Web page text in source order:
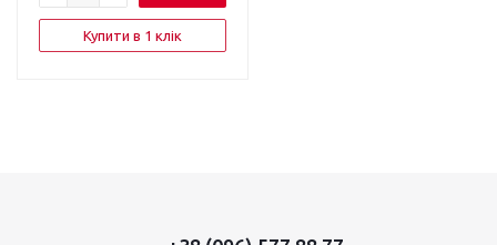
Купити в 1 клік